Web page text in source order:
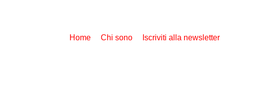
Home Chi sono Iscriviti alla newsletter